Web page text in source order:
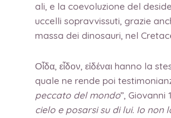
ali, e la coevoluzione del
uccelli sopravvissuti, grazie
massa dei dinosauri, nel
Οἶδα, εἶδον, εἰδέναι hanno la
quale ne rende poi
peccato del mondo”, Giovanni
cielo e posarsi su di lui. Io non